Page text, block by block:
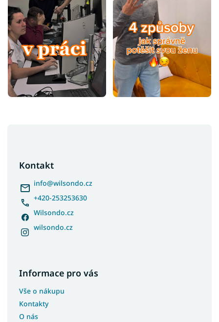
Kontakt
info@wilsondo.cz
+420-253253630
Wilsondo.cz
wilsondo.cz
Informace pro vás
Vše o nákupu
Kontakty
O nás